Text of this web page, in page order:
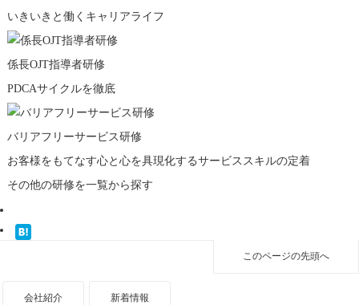
いきいきと働くキャリアライフ
係長OJT指導者研修
PDCAサイクルを徹底
バリアフリーサービス研修
お客様をもてなす心と心を具現化するサービススキルの定着
その他の研修を一覧から探す
このページの先頭へ
会社紹介 新着情報